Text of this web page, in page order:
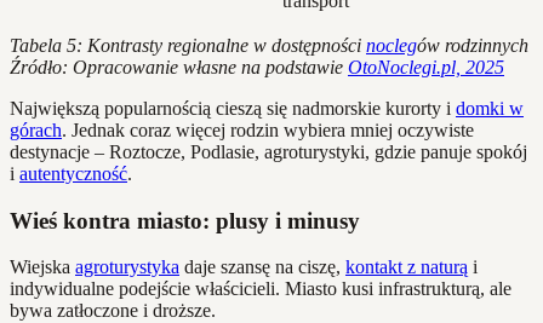
Tabela 5: Kontrasty regionalne w dostępności noclegów rodzinnych
Źródło: Opracowanie własne na podstawie OtoNoclegi.pl, 2025
Największą popularnością cieszą się nadmorskie kurorty i domki w
górach. Jednak coraz więcej rodzin wybiera mniej oczywiste
destynacje – Roztocze, Podlasie, agroturystyki, gdzie panuje spokój
i autentyczność.
Wieś kontra miasto: plusy i minusy
Wiejska agroturystyka daje szansę na ciszę, kontakt z naturą i
indywidualne podejście właścicieli. Miasto kusi infrastrukturą, ale
bywa zatłoczone i droższe.